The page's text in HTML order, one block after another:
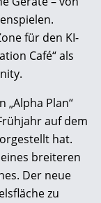
für den KI-
Café“ als
Plan“
auf dem
hat.
breiteren
Der neue
zu